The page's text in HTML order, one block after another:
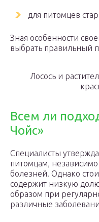
для питомцев
Зная особенности
выбрать правильный
Лосось и
Всем ли
Чойс»
Специалисты
питомцам, независимо
болезней. Однако
содержит низкую
образом при
различные